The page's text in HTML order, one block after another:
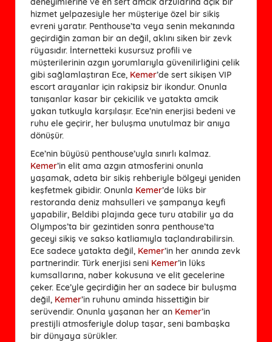
hizmet yelpazesiyle her müşteriye özel bir sikiş
evreni yaratır. Penthouse’ta veya senin mekanında
geçirdiğin zaman bir an değil, aklını siken bir zevk
rüyasıdır. İnternetteki kusursuz profili ve
müşterilerinin azgın yorumlarıyla güvenilirliğini çelik
gibi sağlamlaştıran Ece, Kemer’de sert sikişen VIP
escort arayanlar için rakipsiz bir ikondur. Onunla
tanışanlar kasar bir çekicilik ve yatakta amcik
yakan tutkuyla karşılaşır. Ece’nin enerjisi bedeni ve
ruhu ele geçirir, her buluşma unutulmaz bir anıya
dönüşür.
Ece’nin büyüsü penthouse’uyla sınırlı kalmaz.
Kemer’in elit ama azgın atmosferini onunla
yaşamak, adeta bir sikiş rehberiyle bölgeyi yeniden
keşfetmek gibidir. Onunla Kemer’de lüks bir
restoranda deniz mahsulleri ve şampanya keyfi
yapabilir, Beldibi plajında gece turu atabilir ya da
Olympos’ta bir gezintiden sonra penthouse’ta
geceyi sikiş ve sakso katliamıyla taçlandırabilirsin.
Ece sadece yatakta değil, Kemer’in her anında zevk
partnerindir. Türk enerjisi seni Kemer’in lüks
kumsallarına, naber kokusuna ve elit gecelerine
çeker. Ece’yle geçirdiğin her an sadece bir buluşma
değil, Kemer’in ruhunu aminda hissettiğin bir
serüvendir. Onunla yaşanan her an Kemer’in
prestijli atmosferiyle dolup taşar, seni bambaşka
bir dünyaya sürükler.